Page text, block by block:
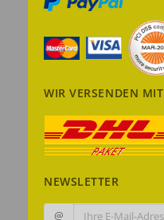
WIR VERSENDEN MIT
NEWSLETTER
@